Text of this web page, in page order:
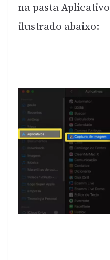
na pasta
ilustrado abaixo: